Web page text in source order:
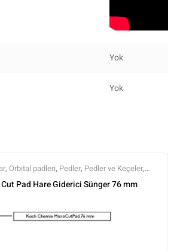
Yok
Yok
, Orbital padleri, Pedler, Pedler ve Keçeler,
,Tüm Ürünler,Tüm Ürünler
Pad Hare Giderici Sünger 76 mm